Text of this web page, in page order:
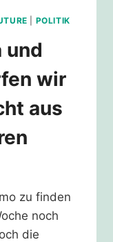
POLITIK
und
wir
aus
zu finden
noch
die